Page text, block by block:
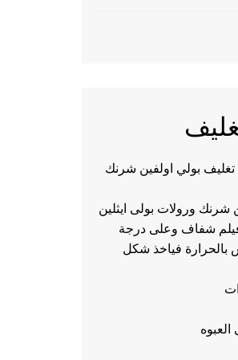
بولي اولفين شرنك
شرنك ورولات بولى ايثلين
شفاف وعلى درجة
بالحرارة فياخذ شكل